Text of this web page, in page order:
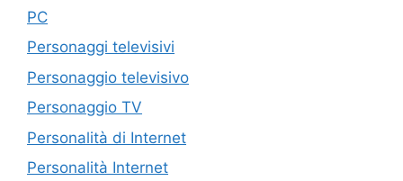
PC
Personaggi televisivi
Personaggio televisivo
Personaggio TV
Personalità di Internet
Personalità Internet